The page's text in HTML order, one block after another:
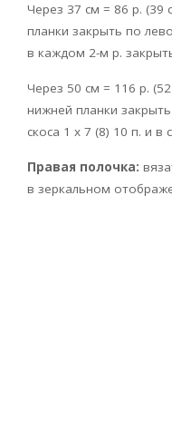
Через 37 см = 86 р. (39
планки закрыть по
в каждом 2-м р.
Через 50 см = 116 р.
нижней планки
скоса 1 х 7 (8) 10 п. и
Правая полочка:
в зеркальном